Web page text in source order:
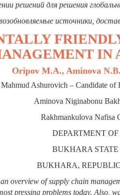
решений для решения
источники,
IN
Oripov M.A., Aminova
Ashurovich – Candidate of
Aminova Niginabonu
Rakhmankulova Nafisa
DEPARTMENT
BUKHARA
BUKHARA,
overview of supply chain
pressing problems today. Also,